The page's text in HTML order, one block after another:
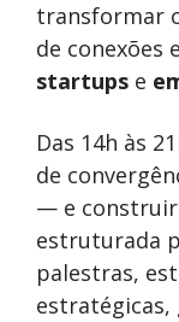
transformar
de conexões
startups e
Das 14h às
de
— e
estruturada
palestras,
estratégicas,